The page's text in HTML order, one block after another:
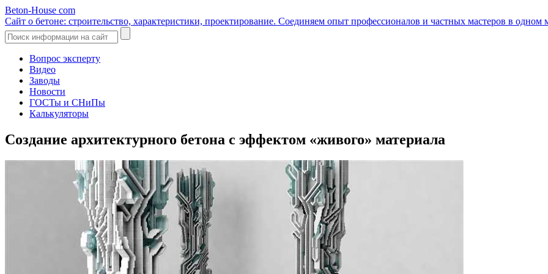
Beton-House com
Сайт о бетоне: строительство, характеристики, проектирование. Соединяем опыт профессионалов и частных мастеров в одном
Вопрос эксперту
Видео
Заводы
Новости
ГОСТы и СНиПы
Калькуляторы
Создание архитектурного бетона с эффектом «живого» материала